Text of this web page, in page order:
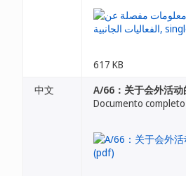
617 KB
中文
A/66：关于会外活
Documento completo